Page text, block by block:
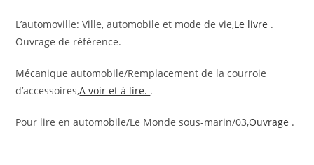
L’automoville: Ville, automobile et mode de vie,Le livre .
Ouvrage de référence.
Mécanique automobile/Remplacement de la courroie
d’accessoires,A voir et à lire. .
Pour lire en automobile/Le Monde sous-marin/03,Ouvrage .